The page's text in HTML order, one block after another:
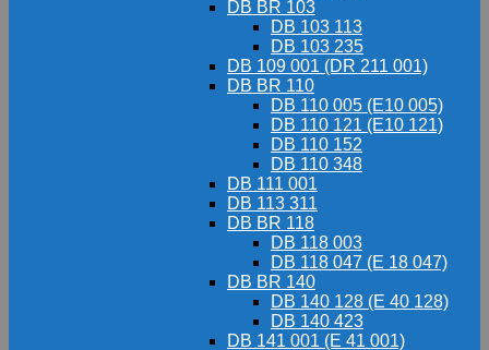
DB BR 103
DB 103 113
DB 103 235
DB 109 001 (DR 211 001)
DB BR 110
DB 110 005 (E10 005)
DB 110 121 (E10 121)
DB 110 152
DB 110 348
DB 111 001
DB 113 311
DB BR 118
DB 118 003
DB 118 047 (E 18 047)
DB BR 140
DB 140 128 (E 40 128)
DB 140 423
DB 141 001 (E 41 001)